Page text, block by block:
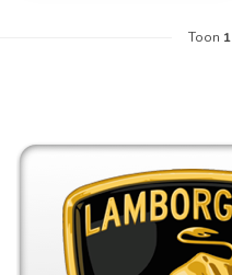
Toon 1